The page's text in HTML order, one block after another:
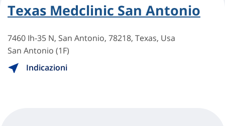
Texas Medclinic San Antonio
7460 Ih-35 N, San Antonio, 78218, Texas, Usa
San Antonio (1F)
Indicazioni